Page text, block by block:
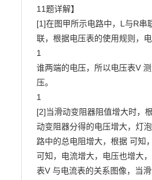
11题详解】
[1]在图甲所示电路中，L与R串
联，根据电压表的使用规则，
1
谁两端的电压，所以电压表V
压。
1
[2]当滑动变阻器阻值增大时，
动变阻器分得的电压增大，灯
路中的总电阻增大，根据 可知
可知，电流增大，电压也增大
表V 与电流表的关系图像，当